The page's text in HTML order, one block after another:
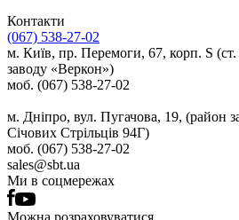
Контакти
(067) 538-27-02
м. Київ, пр. Перемоги, 67, корп. S
заводу «Веркон»)
моб. (067) 538-27-02
м. Дніпро, вул. Пугачова, 19, (район
Січових Стрільців 94Г)
моб. (067) 538-27-02
sales@sbt.ua
Ми в соцмережах
Можна розраховуватися